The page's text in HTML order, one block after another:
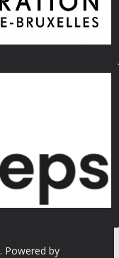
. Powered by